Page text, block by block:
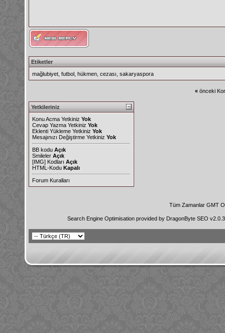
Etiketler
mağlubiyet futbol hükmen cezası sakaryaspora
« önceki
Yetkileriniz
Konu Acma Yetkiniz Yok
Cevap Yazma Yetkiniz Yok
Eklenti Yükleme Yetkiniz Yok
Mesajınızı Değiştirme Yetkiniz Yok
BB kodu Açık
Smileler Açık
[IMG] Kodları Açık
HTML-Kodu Kapalı
Forum Kuralları
Tüm Zamanlar GMT
Search Engine Optimisation provided by DragonByte SEO